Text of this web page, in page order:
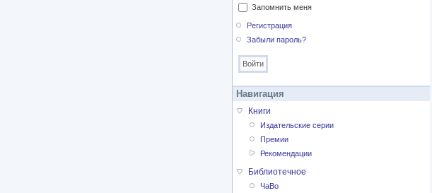
Запомнить меня
Регистрация
Забыли пароль?
Навигация
Книги
Издательские серии
Премии
Рекомендации
Библиотечное
ЧаВо